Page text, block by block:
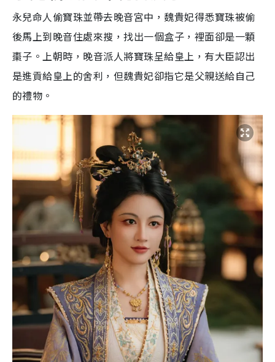
永兒命人偷寶珠並帶去晚音宮中，魏貴妃得悉寶珠被偷
後馬上到晚音住處來搜，找出一個盒子，裡面卻是一顆
棗子。上朝時，晚音派人將寶珠呈給皇上，有大臣認出
是進貢給皇上的舍利，但魏貴妃卻指它是父親送給自己
的禮物。